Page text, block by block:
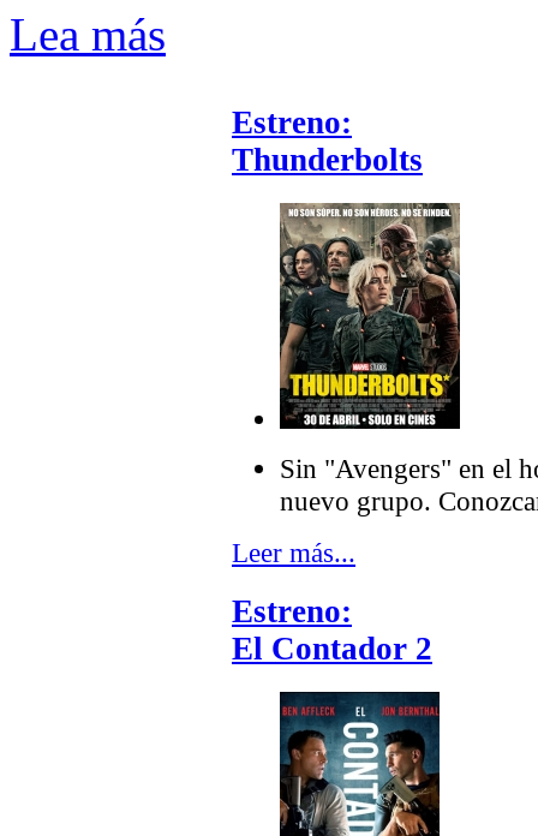
Lea más
Estreno:
Thunderbolts
Sin "Avengers" en el
nuevo grupo.
Leer más...
Estreno:
El Contador 2